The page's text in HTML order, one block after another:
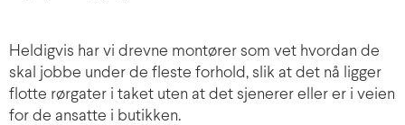
Heldigvis har vi drevne montører som vet hvordan de
skal jobbe under de fleste forhold, slik at det nå ligger
flotte rørgater i taket uten at det sjenerer eller er i veien
for de ansatte i butikken.